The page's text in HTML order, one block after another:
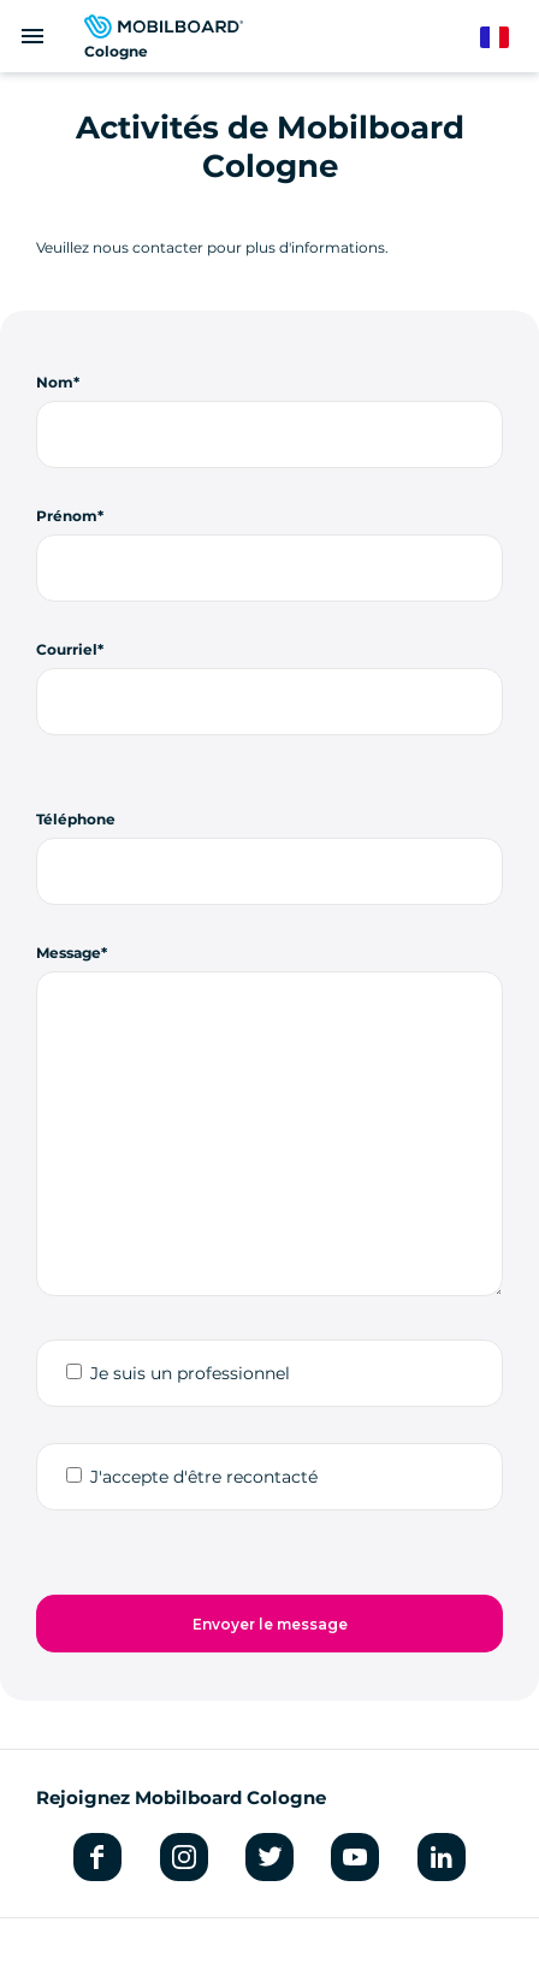
Cologne
menu
Activités de Mobilboard
Cologne
Veuillez nous contacter pour plus d'informations.
Nom
Prénom
Courriel
Téléphone
Message
Je suis un professionnel
J'accepte d'être recontacté
Rejoignez Mobilboard Cologne